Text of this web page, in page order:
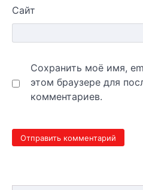
Сайт
Сохранить моё имя,
этом браузере для
комментариев.